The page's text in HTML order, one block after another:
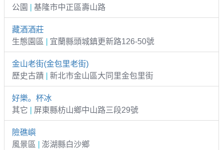
公園
基隆市中正區壽山路
藏酒酒莊
生態園區
宜蘭縣頭城鎮更新路126-50號
金山老街(金包里老街)
歷史古蹟
新北市金山區大同里金包里街
好樂。杯冰
其它
屏東縣枋山鄉中山路三段29號
險礁嶼
風景區
澎湖縣白沙鄉